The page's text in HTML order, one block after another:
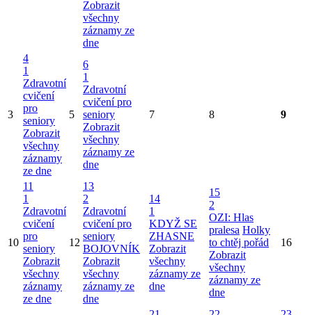
Zobrazit
všechny
záznamy ze
dne
3
4
1
Zdravotní
cvičení
pro
seniory
Zobrazit
všechny
záznamy
ze dne
5
6
1
Zdravotní
cvičení pro
seniory
Zobrazit
všechny
záznamy ze
dne
7 8 9
10
11
1
Zdravotní
cvičení
pro
seniory
Zobrazit
všechny
záznamy
ze dne
12
13
2
Zdravotní
cvičení pro
seniory
BOJOVNÍK
Zobrazit
všechny
záznamy ze
dne
14
1
KDYŽ SE
ZHASNE
Zobrazit
všechny
záznamy ze
dne
15
2
OZI: Hlas
pralesa Holky
to chtěj pořád
Zobrazit
všechny
záznamy ze
dne
16